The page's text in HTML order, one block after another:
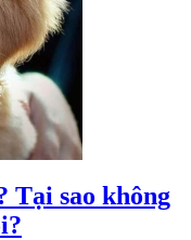
Tại sao không